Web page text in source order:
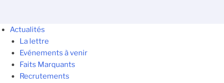
Actualités
La lettre
Evénements à venir
Faits Marquants
Recrutements